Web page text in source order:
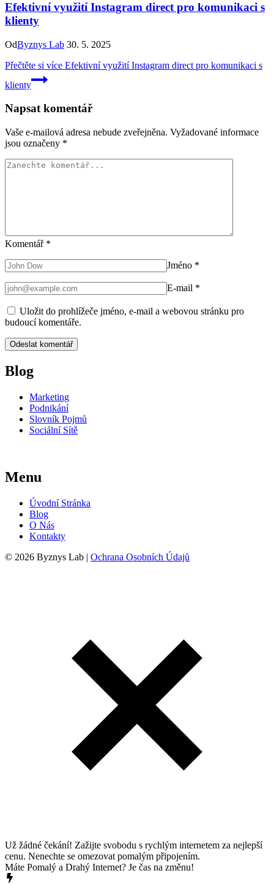
Efektivní využití Instagram direct pro komunikaci s
klienty
OdByznys Lab 30. 5. 2025
Přečtěte si více Efektivní využití Instagram direct pro komunikaci s
klienty
Napsat komentář
Vaše e-mailová adresa nebude zveřejněna. Vyžadované informace
jsou označeny *
Komentář *
Jméno *
E-mail *
Uložit do prohlížeče jméno, e-mail a webovou stránku pro
budoucí komentáře.
Blog
Marketing
Podnikání
Slovník Pojmů
Sociální Sítě
Menu
Úvodní Stránka
Blog
O Nás
Kontakty
© 2026 Byznys Lab | Ochrana Osobních Údajů
Už žádné čekání! Zažijte svobodu s rychlým internetem za nejlepší
cenu. Nenechte se omezovat pomalým připojením.
Máte Pomalý a Drahý Internet? Je čas na změnu!